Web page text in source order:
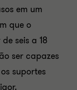
em um
que o
seis a 18
ser capazes
suportes